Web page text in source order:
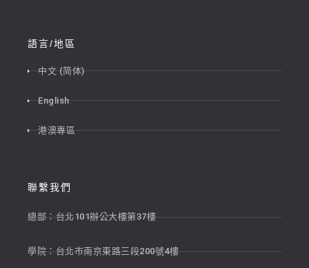
語言/地區
中文 (简体)
English
港澳專區
聯繫我們
總部：台北101辦公大樓第37樓
學院：台北市南京東路三段200號4樓